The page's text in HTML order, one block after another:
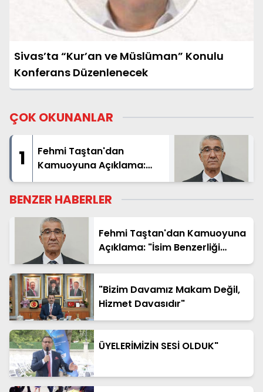
Sivas’ta “Kur’an ve Müslüman” Konulu
Konferans Düzenlenecek
ÇOK OKUNANLAR
1
Fehmi Taştan'dan
Kamuoyuna Açıklama:
"İsim Benzerliği Nedeniyle
Hatalı Haberde Yer Aldım"
BENZER HABERLER
Fehmi Taştan'dan Kamuoyuna
Açıklama: "İsim Benzerliği
Nedeniyle Hatalı Haberde Yer
"Bizim Davamız Makam Değil,
Hizmet Davasıdır"
ÜYELERİMİZİN SESİ OLDUK"